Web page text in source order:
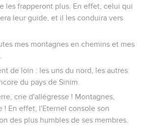
les frapperont plus. En effet, celui qui
leur guide, et il les conduira vers
mes montagnes en chemins et mes
de loin : les uns du nord, les autres
du pays de Sinim.
crie d'allégresse ! Montagnes,
! En effet, l'Eternel console son
des plus humbles de ses membres.